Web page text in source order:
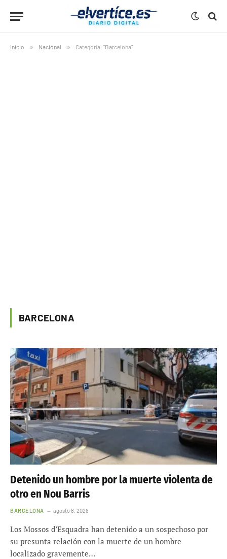
Inicio » Nacional » Categoría: "Barcelona"
BARCELONA
Detenido un hombre por la muerte violenta de
otro en Nou Barris
BARCELONA agosto 8, 2026
Los Mossos d’Esquadra han detenido a un sospechoso por
su presunta relación con la muerte de un hombre
localizado gravemente…